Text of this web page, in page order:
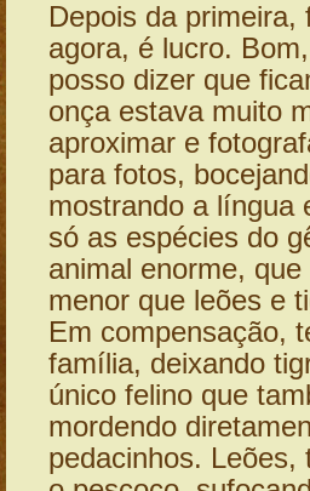
Depois da
agora, é lucro.
posso dizer que
onça estava muito
aproximar e
para fotos,
mostrando a língua
só as espécies do
animal enorme,
menor que leões e
Em compensação,
família, deixando
único felino que
mordendo
pedacinhos. Leões,